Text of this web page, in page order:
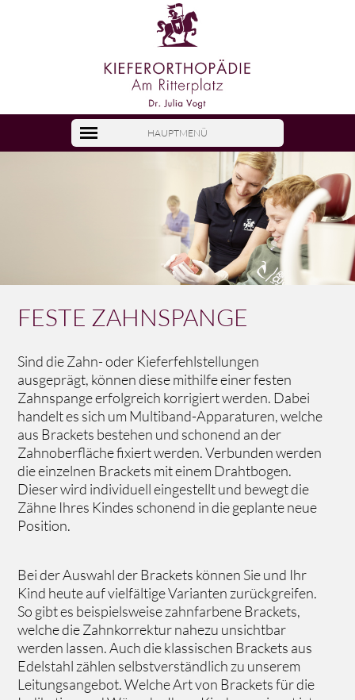
HAUPTMENÜ
FESTE ZAHNSPANGE
Sind die Zahn- oder Kieferfehlstellungen
ausgeprägt, können diese mithilfe einer festen
Zahnspange erfolgreich korrigiert werden. Dabei
handelt es sich um Multiband-Apparaturen, welche
aus Brackets bestehen und schonend an der
Zahnoberfläche fixiert werden. Verbunden werden
die einzelnen Brackets mit einem Drahtbogen.
Dieser wird individuell eingestellt und bewegt die
Zähne Ihres Kindes schonend in die geplante neue
Position.
Bei der Auswahl der Brackets können Sie und Ihr
Kind heute auf vielfältige Varianten zurückgreifen.
So gibt es beispielsweise zahnfarbene Brackets,
welche die Zahnkorrektur nahezu unsichtbar
werden lassen. Auch die klassischen Brackets aus
Edelstahl zählen selbstverständlich zu unserem
Leitungsangebot. Welche Art von Brackets für die